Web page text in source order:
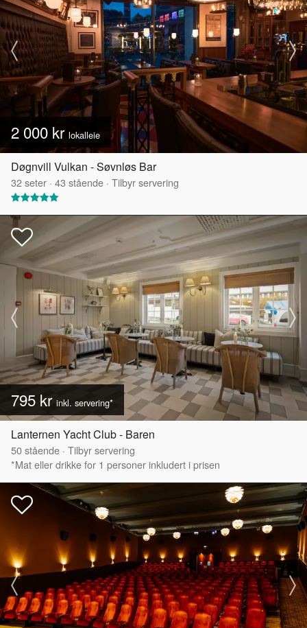
2 000 kr lokalleie
Døgnvill Vulkan - Søvnløs Bar
32seter · 43 stående · Tilbyr servering
795 kr inkl. servering*
Lanternen Yacht Club - Baren
50stående · Tilbyr servering
*Mat eller drikke for 1 personer inkludert i prisen